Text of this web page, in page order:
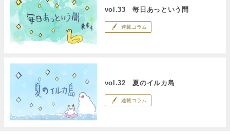
vol.33 毎日あっという間
連載コラム
vol.32 夏のイルカ島
連載コラム